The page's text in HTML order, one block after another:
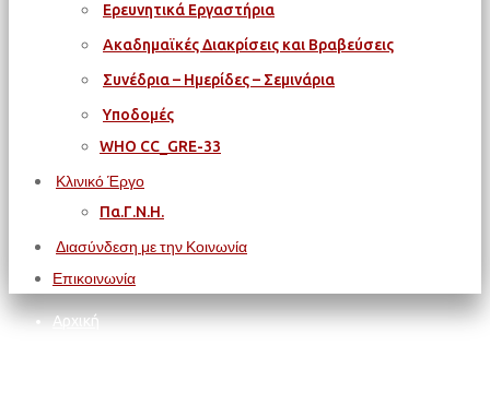
Ερευνητικά Εργαστήρια
Ακαδημαϊκές Διακρίσεις και Βραβεύσεις
Συνέδρια – Ημερίδες – Σεμινάρια
Υποδομές
WΗΟ CC_GRE-33
Κλινικό Έργο
Πα.Γ.Ν.Η.
Διασύνδεση με την Κοινωνία
Επικοινωνία
Αρχική